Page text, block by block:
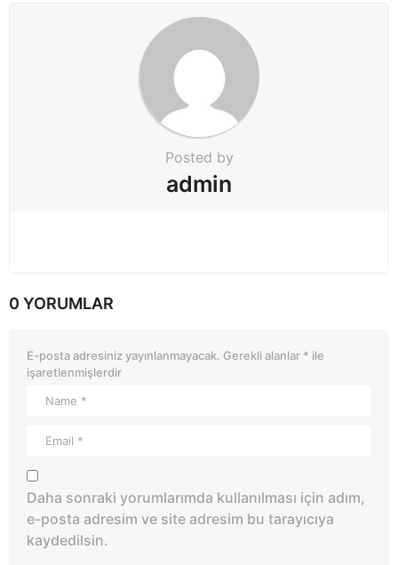
Posted by
admin
0 YORUMLAR
E-posta adresiniz yayınlanmayacak. Gerekli alanlar * ile
işaretlenmişlerdir
Daha sonraki yorumlarımda kullanılması için adım,
e-posta adresim ve site adresim bu tarayıcıya
kaydedilsin.